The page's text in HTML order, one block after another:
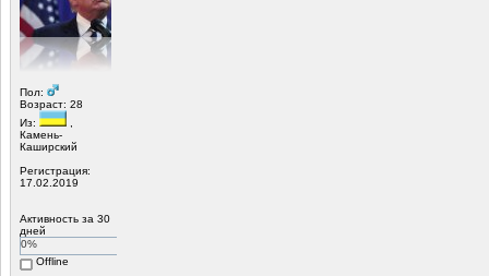
Пол:
Возраст: 28
Из:
Камень-
Каширский
Регистрация:
17.02.2019
Активность за 30
дней
0%
Offline